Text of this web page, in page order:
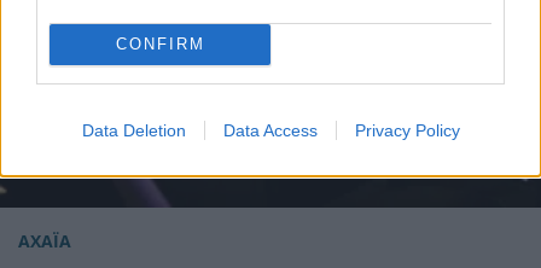
CONFIRM
Data Deletion Data Access Privacy Policy
ΑΧΑΪΑ